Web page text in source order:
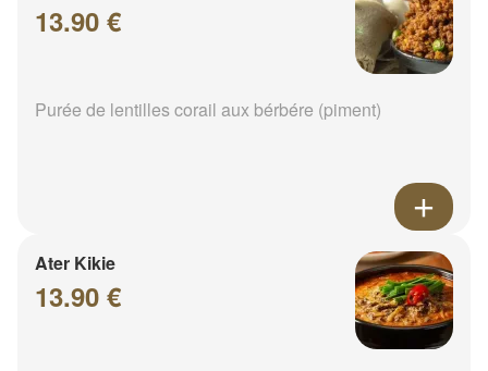
13.90 €
Purée de lentilles corail aux bérbére (piment)
Ater Kikie
13.90 €